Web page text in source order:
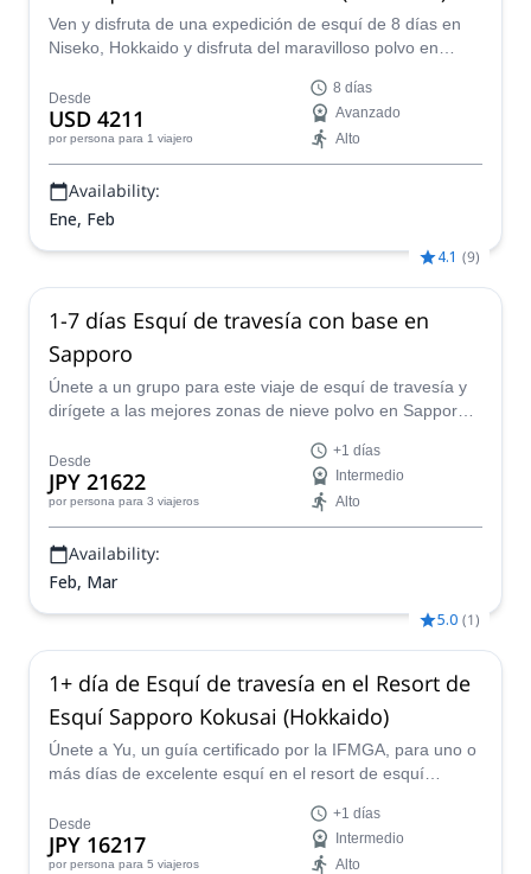
Ven y disfruta de una expedición de esquí de 8 días en
Niseko, Hokkaido y disfruta del maravilloso polvo en
montaña.
Desde
USD 4211
por persona para 1 viajero
8 días
Avanzado
Alto
Availability:
Ene, Feb
4.1 (9)
1-7 días Esquí de travesía con base en
Sapporo
Únete a un grupo para este viaje de esquí de travesía y
dirígete a las mejores zonas de nieve polvo en Sapporo,
Desde
JPY 21622
por persona para 3 viajeros
+1 días
Intermedio
Alto
Availability:
Feb, Mar
5.0 (1)
1+ día de Esquí de travesía en el Resort de
Esquí Sapporo Kokusai (Hokkaido)
Únete a Yu, un guía certificado por la IFMGA, para uno o
más días de excelente esquí en el resort de esquí
Hokkaido.
Desde
JPY 16217
por persona para 5 viajeros
+1 días
Intermedio
Alto